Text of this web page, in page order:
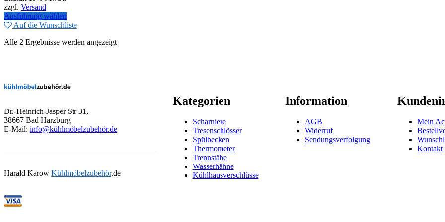
zzgl. Versand
Ausführung wählen
Auf die Wunschliste
Alle 2 Ergebnisse werden angezeigt
Dr.-Heinrich-Jasper Str 31,
38667 Bad Harzburg
E-Mail: info@kühlmöbelzubehör.de
Harald Karow Kühlmöbelzubehör.de
Kategorien
Scharniere
Tresenschlösser
Spülbecken
Thermometer
Trennstäbe
Wasserhähne
Kühlhausverschlüsse
Information
AGB
Widerruf
Sendungsverfolgung
Mein
Kontakt